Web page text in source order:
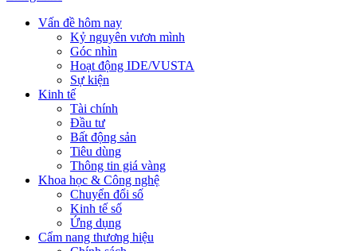
Vấn đề hôm nay
Kỷ nguyên vươn mình
Góc nhìn
Hoạt động IDE/VUSTA
Sự kiện
Kinh tế
Tài chính
Đầu tư
Bất động sản
Tiêu dùng
Thông tin giá vàng
Khoa học & Công nghệ
Chuyển đổi số
Kinh tế số
Ứng dụng
Cẩm nang thương hiệu